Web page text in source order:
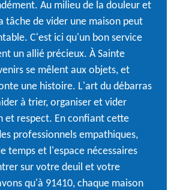
Au milieu de la douleur et
tâche de vider une maison peut
C'est ici qu'un bon service
un allié précieux. À Sainte
se mêlent aux objets, et
une histoire. L'art du débarras
à trier, organiser et vider
et respect. En confiant cette
professionnels empathiques,
temps et l'espace nécessaires
sur votre deuil et votre
qu'à 91410, chaque maison